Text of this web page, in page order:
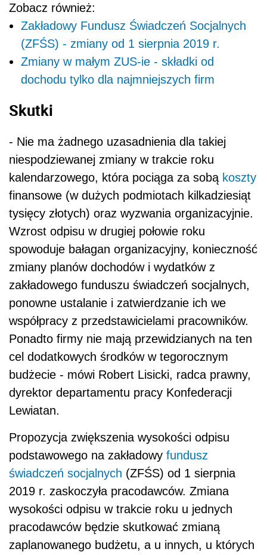
Zobacz również:
Zakładowy Fundusz Świadczeń Socjalnych
(ZFŚS) - zmiany od 1 sierpnia 2019 r.
Zmiany w małym ZUS-ie - składki od
dochodu tylko dla najmniejszych firm
Skutki
- Nie ma żadnego uzasadnienia dla takiej
niespodziewanej zmiany w trakcie roku
kalendarzowego, która pociąga za sobą koszty
finansowe (w dużych podmiotach kilkadziesiąt
tysięcy złotych) oraz wyzwania organizacyjnie.
Wzrost odpisu w drugiej połowie roku
spowoduje bałagan organizacyjny, konieczność
zmiany planów dochodów i wydatków z
zakładowego funduszu świadczeń socjalnych,
ponowne ustalanie i zatwierdzanie ich we
współpracy z przedstawicielami pracowników.
Ponadto firmy nie mają przewidzianych na ten
cel dodatkowych środków w tegorocznym
budżecie - mówi Robert Lisicki, radca prawny,
dyrektor departamentu pracy Konfederacji
Lewiatan.
Propozycja zwiększenia wysokości odpisu
podstawowego na zakładowy fundusz
świadczeń socjalnych (ZFŚS) od 1 sierpnia
2019 r. zaskoczyła pracodawców. Zmiana
wysokości odpisu w trakcie roku u jednych
pracodawców będzie skutkować zmianą
zaplanowanego budżetu, a u innych, u których